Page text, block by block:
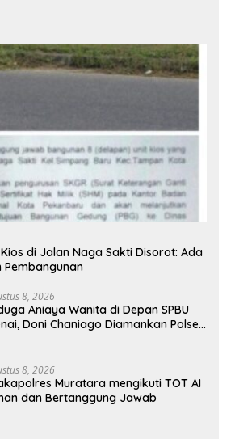
Kios di Jalan Naga Sakti Disorot: Ada
Pembangunan
8, 2026
Aniaya Wanita di Depan SPBU
Doni Chaniago Diamankan Polsek
8, 2026
Muratara mengikuti TOT AI
dan Bertanggung Jawab